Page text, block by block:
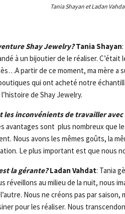
Tania Shayan et Ladan
Shay Jewelry?Tania Shayan
à un bijoutier de le réaliser.
partir de ce moment, ma mère a
qui ont acheté notre
de Shay Jewelry.
les inconvénients de travailler avec
avantages sont plus nombreux que
Nous avons les mêmes goûts, la
Le plus important est que nous
la gérante?Ladan Vahdat: Tania
réveillons au milieu de la nuit, nous
Nous ne créons pas par
pour les réaliser. Nous